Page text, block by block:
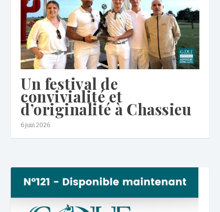
Un festival de
convivialité et
d’originalité à Chassieu
6 juin 2026